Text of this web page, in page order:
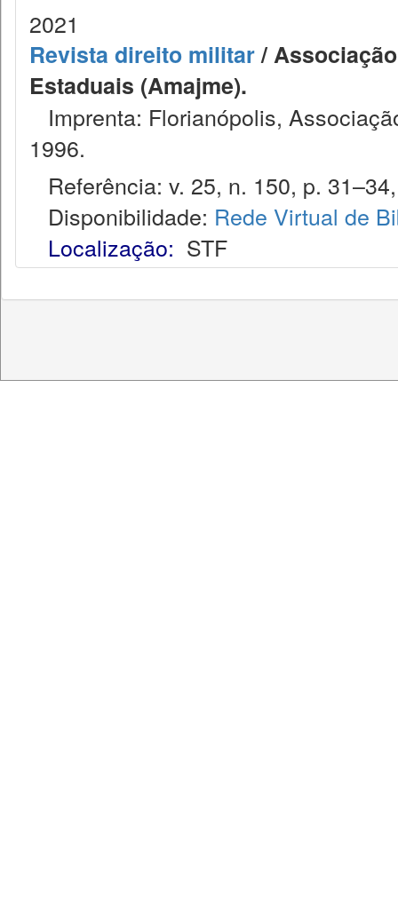
2021
Revista direito militar/
Estaduais (Amajme).
Imprenta: Florianópolis,
1996.
Referência: v. 25, n. 150, p.
Disponibilidade: Rede Virtual de
Localização: STF